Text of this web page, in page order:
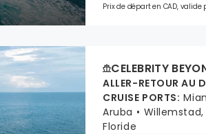
Prix de départ en CAD,
CELEBRITY
ALLER-RETOUR AU
CRUISE PORTS:
Aruba
Floride